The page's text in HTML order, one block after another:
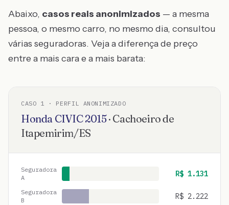
Abaixo, casos reais anonimizados — a mesma
pessoa, o mesmo carro, no mesmo dia, consultou
várias seguradoras. Veja a diferença de preço
entre a mais cara e a mais barata:
CASO 1 · PERFIL ANONIMIZADO
Honda CIVIC2015· Cachoeiro de
Itapemirim/ES
Seguradora
A
R$ 1.131
Seguradora
B
R$ 2.222